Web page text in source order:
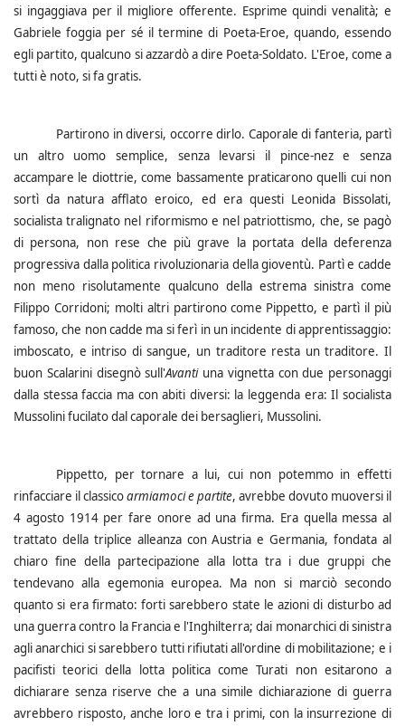
si ingaggiava per il migliore offerente. Esprime quindi venalità; e
Gabriele foggia per sé il termine di Poeta-Eroe, quando, essendo
egli partito, qualcuno si azzardò a dire Poeta-Soldato. L'Eroe, come a
tutti è noto, si fa gratis.
Partirono in diversi, occorre dirlo. Caporale di fanteria, partì
un altro uomo semplice, senza levarsi il pince-nez e senza
accampare le diottrie, come bassamente praticarono quelli cui non
sortì da natura afflato eroico, ed era questi Leonida Bissolati,
socialista tralignato nel riformismo e nel patriottismo, che, se pagò
di persona, non rese che più grave la portata della deferenza
progressiva dalla politica rivoluzionaria della gioventù. Partì e cadde
non meno risolutamente qualcuno della estrema sinistra come
Filippo Corridoni; molti altri partirono come Pippetto, e partì il più
famoso, che non cadde ma si ferì in un incidente di apprentissaggio:
imboscato, e intriso di sangue, un traditore resta un traditore. Il
buon Scalarini disegnò sull'Avantiuna vignetta con due personaggi
dalla stessa faccia ma con abiti diversi: la leggenda era: Il socialista
Mussolini fucilato dal caporale dei bersaglieri, Mussolini.
Pippetto, per tornare a lui, cui non potemmo in effetti
rinfacciare il classicoarmiamoci e partite, avrebbe dovuto muoversi il
4 agosto 1914 per fare onore ad una firma. Era quella messa al
trattato della triplice alleanza con Austria e Germania, fondata al
chiaro fine della partecipazione alla lotta tra i due gruppi che
tendevano alla egemonia europea. Ma non si marciò secondo
quanto si era firmato: forti sarebbero state le azioni di disturbo ad
una guerra contro la Francia e l'Inghilterra; dai monarchici di sinistra
agli anarchici si sarebbero tutti rifiutati all'ordine di mobilitazione; e i
pacifisti teorici della lotta politica come Turati non esitarono a
dichiarare senza riserve che a una simile dichiarazione di guerra
avrebbero risposto, anche loro e tra i primi, con la insurrezione di